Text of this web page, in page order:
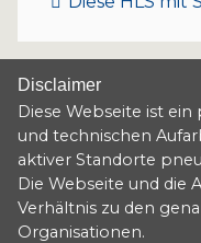
Disclaimer
Diese Webseite ist
und technischen
aktiver Standorte
Die Webseite und die
Verhältnis zu den
Organisationen.